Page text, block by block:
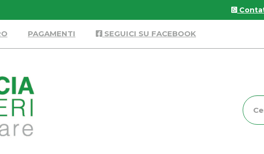
PAGAMENTI SEGUICI SU FACEBOOK
Cerca